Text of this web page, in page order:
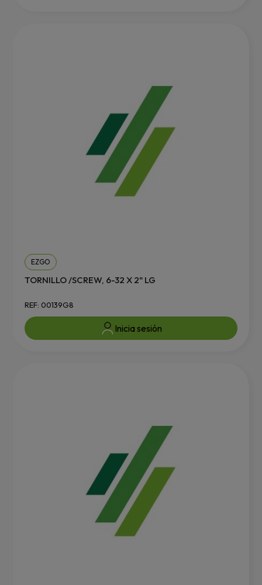
EZGO
TORNILLO /SCREW, 6-32 X 2" LG
REF: 00139G8
Inicia sesión